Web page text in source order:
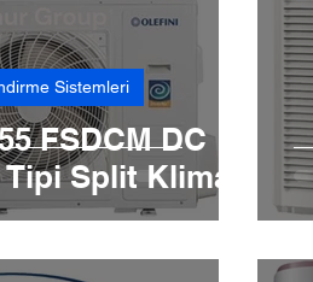
FSDCM DC
Split Klima
Sistemleri